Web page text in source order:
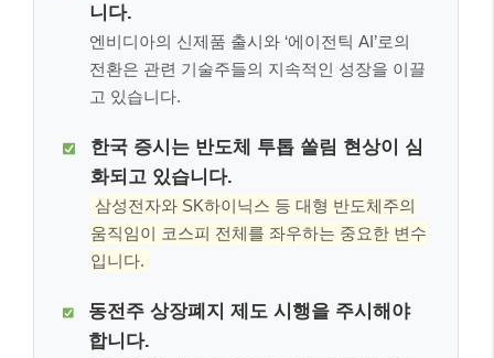
니다.
엔비디아의 신제품 출시와 ‘에이전틱 AI’로의
전환은 관련 기술주들의 지속적인 성장을 이끌
고 있습니다.
한국 증시는 반도체 투톱 쏠림 현상이 심
화되고 있습니다.
삼성전자와 SK하이닉스 등 대형 반도체주의
움직임이 코스피 전체를 좌우하는 중요한 변수
입니다.
동전주 상장폐지 제도 시행을 주시해야
합니다.